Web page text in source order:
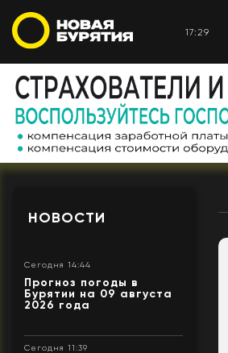
17:29
НОВОСТИ
Сегодня 14:44
Прогноз погоды в
Бурятии на 09 августа
2026 года
Сегодня 11:39